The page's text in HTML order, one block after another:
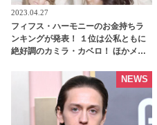
2023.04.27
フィフス・ハーモニーのお金持ちラ
ンキングが発表！ １位は公私ともに
絶好調のカミラ・カベロ！ ほかメン
のは誰・・？ - tvgroove
NEWS